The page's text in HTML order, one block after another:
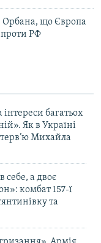
Орбана, що Європа
проти РФ
багатьох
Як в Україні
Михайла
себе, а двоє
комбат 157-ї
та